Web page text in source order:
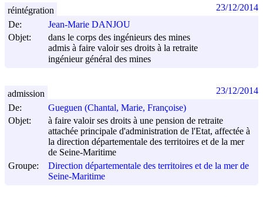
De:
Jean-Marie DANJOU
Objet:
dans le corps des ingénieurs des mines
admis à faire valoir ses droits à la retraite
ingénieur général des mines
réintégration 23/12/2014
De:
Gueguen (Chantal, Marie, Françoise)
Objet:
à faire valoir ses droits à une pension de retraite
attachée principale d'administration de l'Etat, affectée à
la direction départementale des territoires et de la mer
de Seine-Maritime
Groupe:
Direction départementale des territoires et de la mer de
Seine-Maritime
admission 23/12/2014